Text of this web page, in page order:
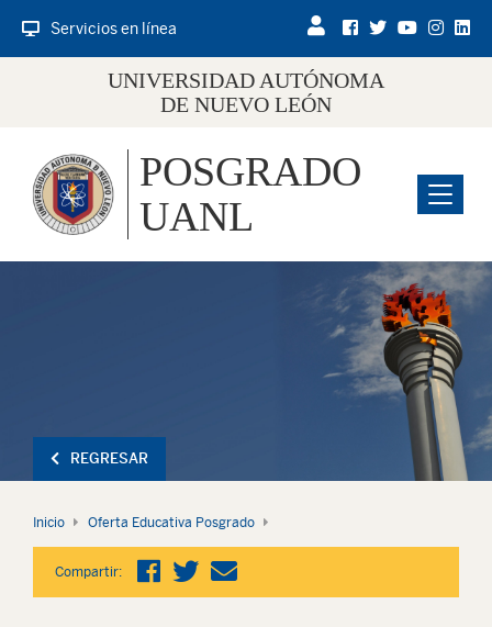
Servicios en línea
UNIVERSIDAD AUTÓNOMA
DE NUEVO LEÓN
Menu
POSGRADO
UANL
REGRESAR
Inicio Oferta Educativa Posgrado
Compartir: